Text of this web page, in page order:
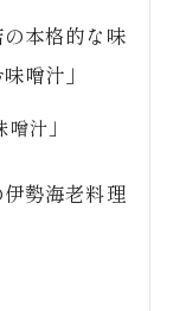
本格的な味
噌汁」
汁」
勢海老料理